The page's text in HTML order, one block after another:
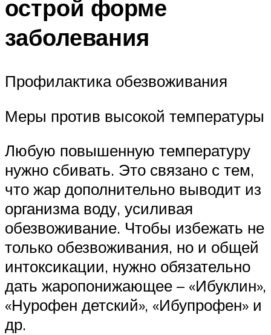
острой форме
заболевания
Профилактика обезвоживания
Меры против высокой температуры
Любую повышенную температуру
нужно сбивать. Это связано с тем,
что жар дополнительно выводит из
организма воду, усиливая
обезвоживание. Чтобы избежать не
только обезвоживания, но и общей
интоксикации, нужно обязательно
дать жаропонижающее – «Ибуклин»,
«Нурофен детский», «Ибупрофен» и
др.